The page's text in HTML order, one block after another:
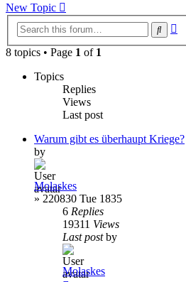
New Topic
Search
8 topics • Page 1 of 1
Topics
Replies
Views
Last post
Warum gibt es überhaupt Kriege?
by
Molaskes
» 220830 Tue 1835
6 Replies
19311 Views
Last postby
Molaskes